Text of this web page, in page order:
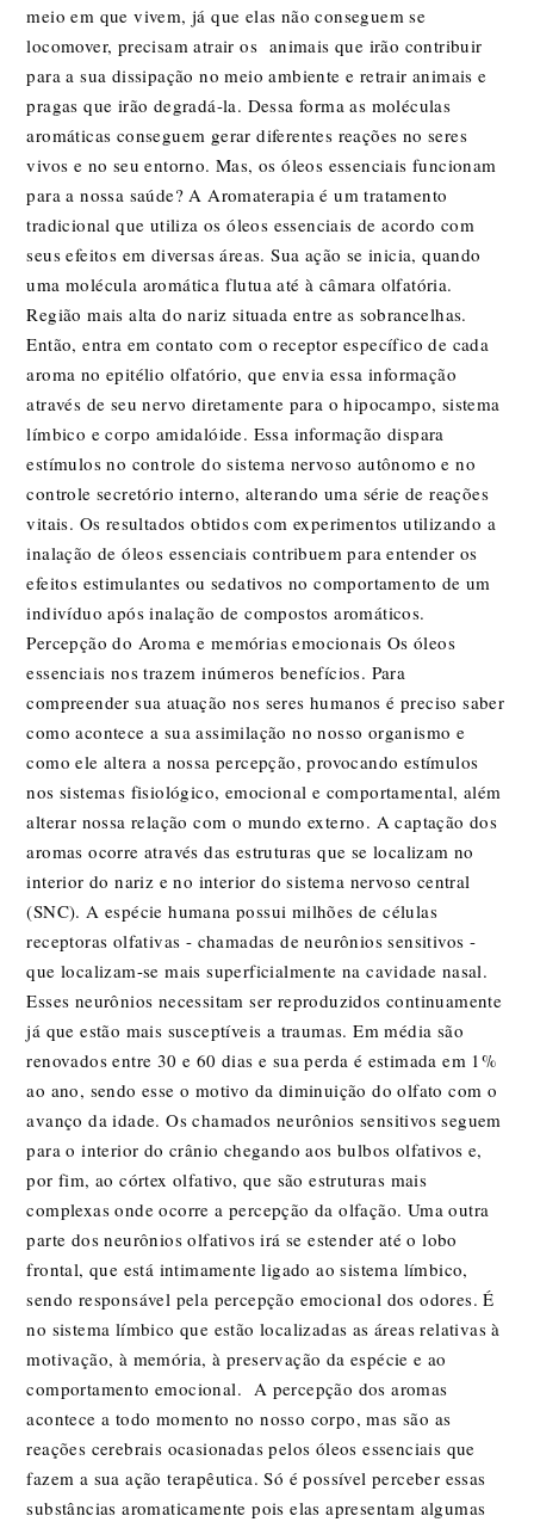
meio em que vivem, já que elas não conseguem se
locomover, precisam atrair os animais que irão contribuir
para a sua dissipação no meio ambiente e retrair animais e
pragas que irão degradá-la. Dessa forma as moléculas
aromáticas conseguem gerar diferentes reações no seres
vivos e no seu entorno. Mas, os óleos essenciais funcionam
para a nossa saúde? A Aromaterapia é um tratamento
tradicional que utiliza os óleos essenciais de acordo com
seus efeitos em diversas áreas. Sua ação se inicia, quando
uma molécula aromática flutua até à câmara olfatória.
Região mais alta do nariz situada entre as sobrancelhas.
Então, entra em contato com o receptor específico de cada
aroma no epitélio olfatório, que envia essa informação
através de seu nervo diretamente para o hipocampo, sistema
límbico e corpo amidalóide. Essa informação dispara
estímulos no controle do sistema nervoso autônomo e no
controle secretório interno, alterando uma série de reações
vitais. Os resultados obtidos com experimentos utilizando a
inalação de óleos essenciais contribuem para entender os
efeitos estimulantes ou sedativos no comportamento de um
indivíduo após inalação de compostos aromáticos.
Percepção do Aroma e memórias emocionais Os óleos
essenciais nos trazem inúmeros benefícios. Para
compreender sua atuação nos seres humanos é preciso saber
como acontece a sua assimilação no nosso organismo e
como ele altera a nossa percepção, provocando estímulos
nos sistemas fisiológico, emocional e comportamental, além
alterar nossa relação com o mundo externo. A captação dos
aromas ocorre através das estruturas que se localizam no
interior do nariz e no interior do sistema nervoso central
(SNC). A espécie humana possui milhões de células
receptoras olfativas - chamadas de neurônios sensitivos -
que localizam-se mais superficialmente na cavidade nasal.
Esses neurônios necessitam ser reproduzidos continuamente
já que estão mais susceptíveis a traumas. Em média são
renovados entre 30 e 60 dias e sua perda é estimada em 1%
ao ano, sendo esse o motivo da diminuição do olfato com o
avanço da idade. Os chamados neurônios sensitivos seguem
para o interior do crânio chegando aos bulbos olfativos e,
por fim, ao córtex olfativo, que são estruturas mais
complexas onde ocorre a percepção da olfação. Uma outra
parte dos neurônios olfativos irá se estender até o lobo
frontal, que está intimamente ligado ao sistema límbico,
sendo responsável pela percepção emocional dos odores. É
no sistema límbico que estão localizadas as áreas relativas à
motivação, à memória, à preservação da espécie e ao
comportamento emocional. A percepção dos aromas
acontece a todo momento no nosso corpo, mas são as
reações cerebrais ocasionadas pelos óleos essenciais que
fazem a sua ação terapêutica. Só é possível perceber essas
substâncias aromaticamente pois elas apresentam algumas